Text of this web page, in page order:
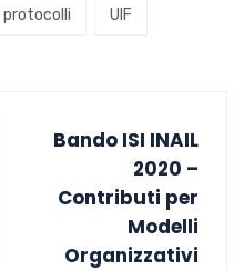
protocolli UIF
Bando ISI INAIL
2020 –
Contributi per
Modelli
Organizzativi